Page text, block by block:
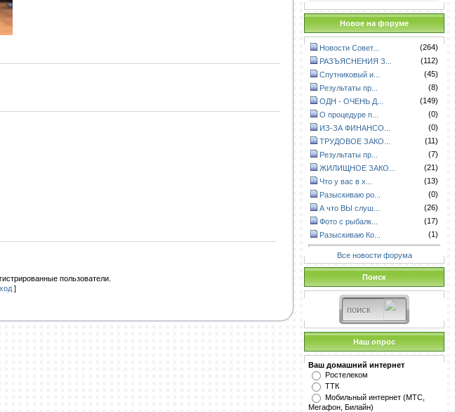
пользователи.
]
Новое на форуме
Новости Совет...
(264)
РАЗЪЯСНЕНИЯ З...
(112)
Спутниковый и...
(45)
Результаты пр...
(8)
ОДН - ОЧЕНЬ Д...
(149)
О процедуре п...
(0)
ИЗ-ЗА ФИНАНСО...
(0)
ТРУДОВОЕ ЗАКО...
(11)
Результаты пр...
(7)
ЖИЛИЩНОЕ ЗАКО...
(21)
Что у вас в х...
(13)
Разыскиваю ро...
(0)
А что ВЫ слуш...
(26)
Фото с рыбалк...
(17)
Разыскиваю Ко...
(1)
Все новости форума
Поиск
Наш опрос
Ваш домашний интернет
Ростелеком
ТТК
Мобильный интернет (МТС,
Мегафон, Билайн)